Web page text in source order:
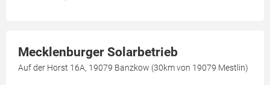
Mecklenburger Solarbetrieb
Auf der Horst 16A, 19079 Banzkow (30km von 19079 Mestlin)